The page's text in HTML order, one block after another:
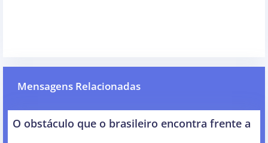
Mensagens Relacionadas
O obstáculo que o brasileiro encontra frente a